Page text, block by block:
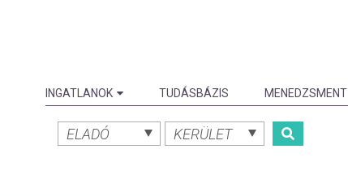
INGATLANOK TUDÁSBÁZIS MENEDZSMENT
ELADÓ KERÜLET